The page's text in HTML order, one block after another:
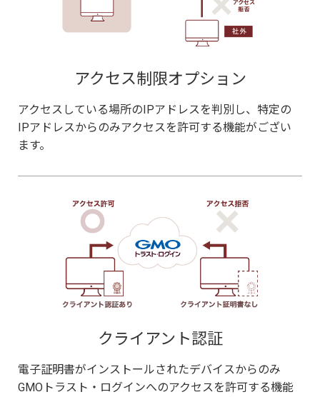
アクセス制限オプション
アクセスしている場所のIPアドレスを判別し、特定の
IPアドレスからのみアクセスを許可する機能がござい
ます。
クライアント認証
電子証明書がインストールされたデバイスからのみ
GMOトラスト・ログインへのアクセスを許可する機能